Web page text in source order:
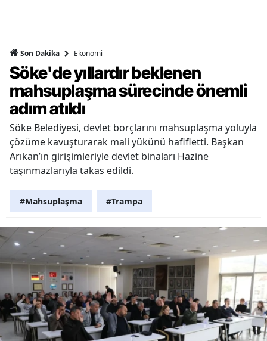
Son Dakika Ekonomi
Söke'de yıllardır beklenen
mahsuplaşma sürecinde önemli
adım atıldı
Söke Belediyesi, devlet borçlarını mahsuplaşma yoluyla
çözüme kavuşturarak mali yükünü hafifletti. Başkan
Arıkan’ın girişimleriyle devlet binaları Hazine
taşınmazlarıyla takas edildi.
#Mahsuplaşma #Trampa